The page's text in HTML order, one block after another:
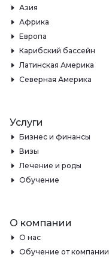
Азия
Африка
Европа
Карибский бассейн
Латинская Америка
Северная Америка
Услуги
Бизнес и финансы
Визы
Лечение и роды
Обучение
О компании
О нас
Обучение от компании